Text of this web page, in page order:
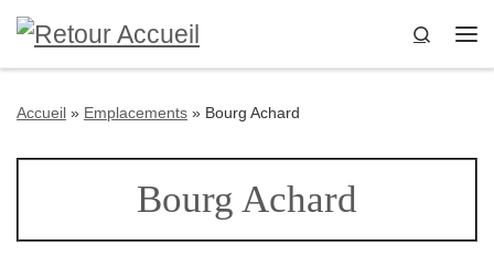
Passer au contenu
Search
Accueil » Emplacements » Bourg Achard
Bourg Achard